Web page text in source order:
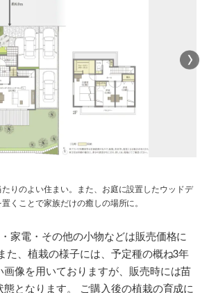
ル
りのよい住まい。また、お庭に設置したウッドデ
くことで家族だけの癒しの場所に。
ウッドデッキのあるLDKは、窓から差し込む自
らし、ウッドデッキと繋がることで、広々とした
。
ル
りのよい住まい。また、お庭に設置したウッドデ
くことで家族だけの癒しの場所に。
家電・その他の小物などは販売価格に
た、植栽の様子には、予定種の概ね3年
像を用いておりますが、販売時には苗
となります。 ご購入後の植栽の育成に